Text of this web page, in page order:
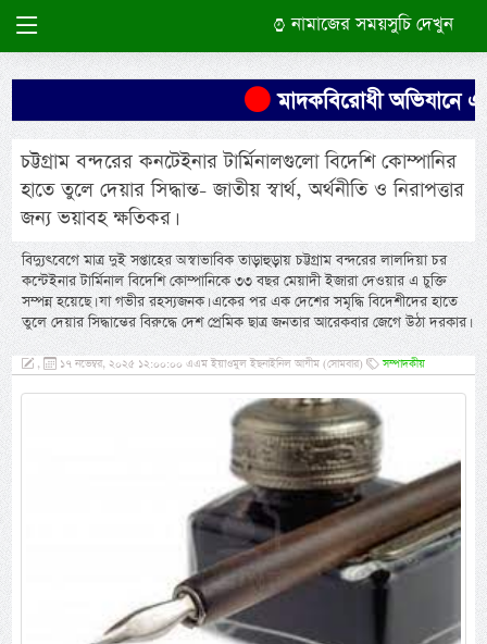
নামাজের সময়সুচি দেখুন
মাদকবিরোধী অভিযানে
চট্টগ্রাম বন্দরের কনটেইনার টার্মিনালগুলো বিদেশি কোম্পানির
হাতে তুলে দেয়ার সিদ্ধান্ত- জাতীয় স্বার্থ, অর্থনীতি ও নিরাপত্তার
জন্য ভয়াবহ ক্ষতিকর।
বিদ্যুৎবেগে মাত্র দুই সপ্তাহের অস্বাভাবিক তাড়াহুড়ায় চট্টগ্রাম বন্দরের লালদিয়া চর
কন্টেইনার টার্মিনাল বিদেশি কোম্পানিকে ৩৩ বছর মেয়াদী ইজারা দেওয়ার এ চুক্তি
সম্পন্ন হয়েছে। যা গভীর রহস্যজনক। একের পর এক দেশের সমৃদ্ধি বিদেশীদের হাতে
তুলে দেয়ার সিদ্ধান্তের বিরুদ্ধে দেশ প্রেমিক ছাত্র জনতার আরেকবার জেগে উঠা দরকার।
, ১৭ নভেম্বর, ২০২৫ ১২:০০:০০ এএম ইয়াওমুল ইছনাইনিল আযীম (সোমবার) সম্পাদকীয়